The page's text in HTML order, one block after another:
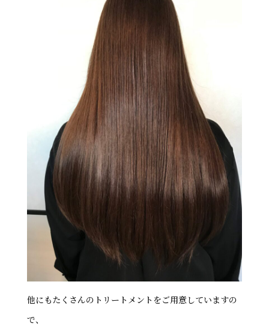
他にもたくさんのトリートメントをご用意していますの
で、